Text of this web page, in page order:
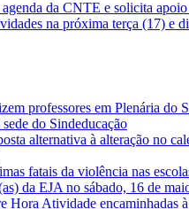
da CNTE e solicita apoio
na próxima terça (17) e
professores em Plenária do
do Sindeducação
alternativa à alteração no
fatais da violência nas
da EJA no sábado, 16 de
Hora Atividade encaminhadas